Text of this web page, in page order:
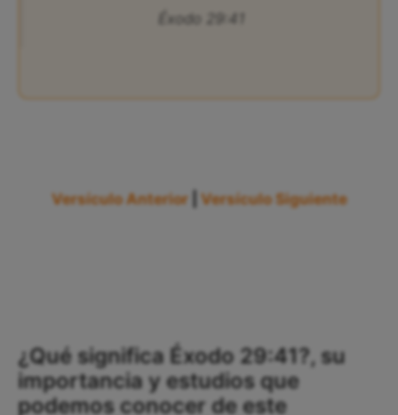
Éxodo 29:41
Versículo Anterior Versículo Siguiente
¿Qué significa Éxodo 29:41?, su
importancia y estudios que
podemos conocer de este